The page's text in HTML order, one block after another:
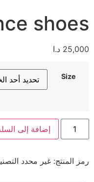
shoes
25,000 د.ا
Size
إضافة إلى
رمز المنتج: غير محدد